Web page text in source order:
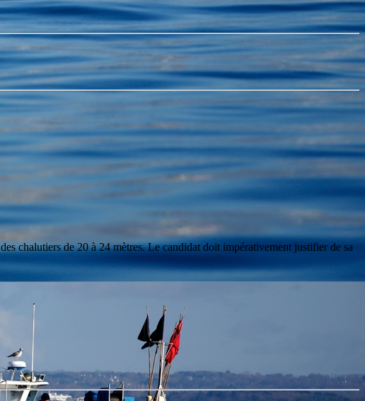
chalutiers de 20 à 24 mètres. Le candidat doit impérativement justifier de sa